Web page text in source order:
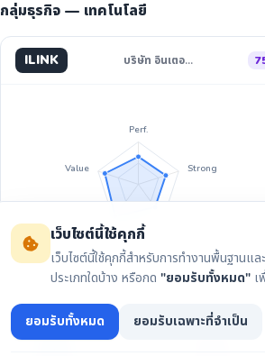
กลุ่มธุรกิจ — เทคโนโลยี
ILINK บริษัท อินเตอ…
Perf.
Strong
Invest
Value
เว็บไซต์นี้ใช้คุกกี้
เว็บไซต์นี้ใช้คุกกี้สำหรับการทำงานพื้นฐาน
ประเภทใดบ้าง หรือกด "ยอมรับทั้งหมด" เ
ยอมรับทั้งหมด ยอมรับเฉพาะที่จำเป็น